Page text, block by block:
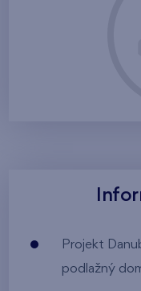
Projekt
podlažný